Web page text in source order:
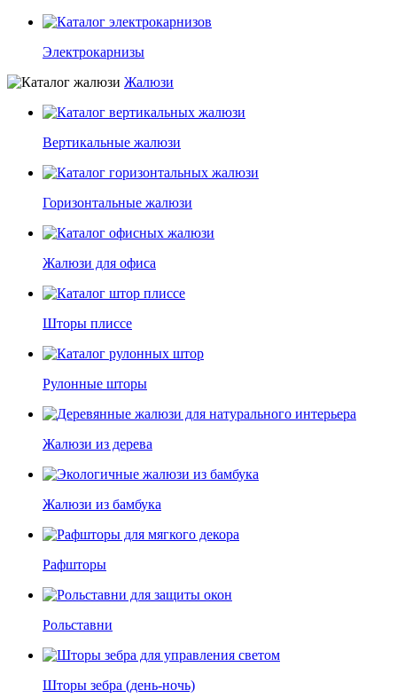
Электрокарнизы
Жалюзи
Вертикальные жалюзи
Горизонтальные жалюзи
Жалюзи для офиса
Шторы плиссе
Рулонные шторы
Жалюзи из дерева
Жалюзи из бамбука
Рафшторы
Рольставни
Шторы зебра (день-ночь)